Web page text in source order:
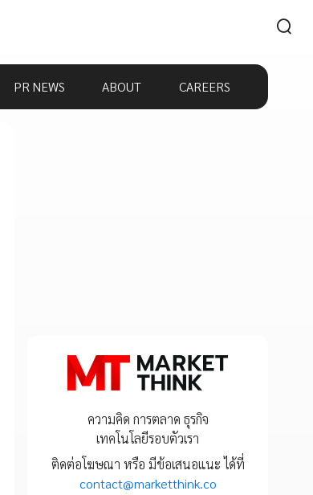
PR NEWS ABOUT CAREERS
ความคิด การตลาด ธุรกิจ
เทคโนโลยีรอบตัวเรา
ติดต่อโฆษณา หรือ มีข้อเสนอแนะ ได้ที่
contact@marketthink.co